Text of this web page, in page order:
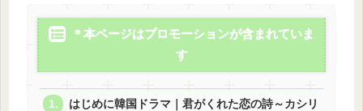
＊本ページはプロモーションが含まれていま
す
はじめに韓国ドラマ｜君がくれた恋の詩～カシリ